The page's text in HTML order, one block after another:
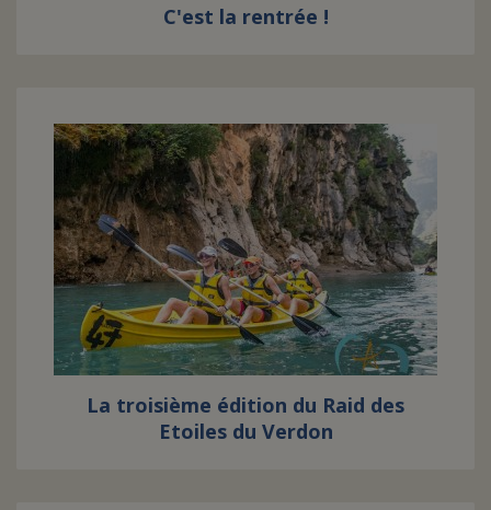
C'est la rentrée !
La troisième édition du Raid des
Etoiles du Verdon